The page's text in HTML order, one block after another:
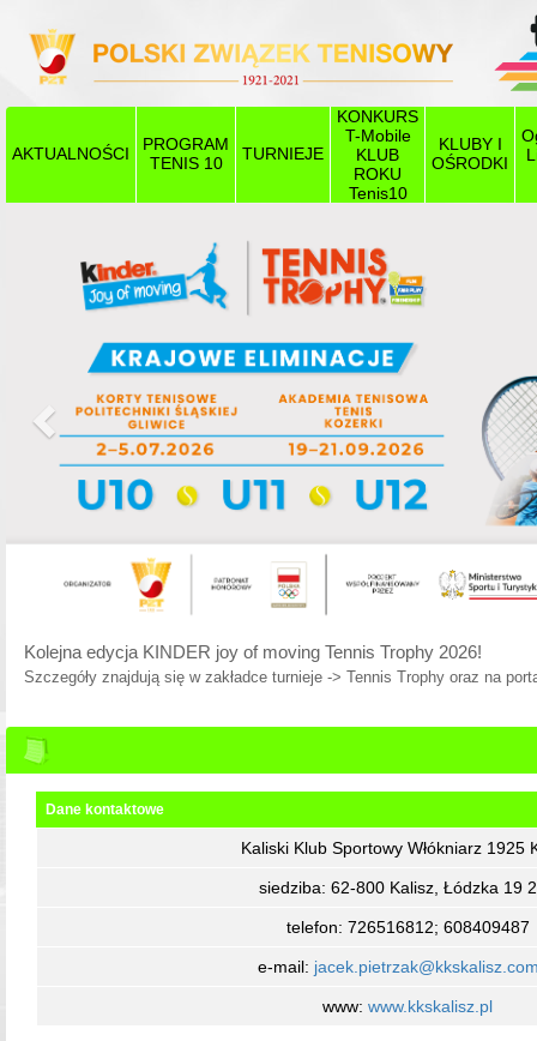
AKTUALNOŚCI
PROGRAM
TENIS 10
TURNIEJE
KONKURS
T-Mobile
KLUB
ROKU
Tenis10
KLUBY I
OŚRODKI
Poprzedni
Kolejna edycja KINDER joy of moving Tennis Trophy 2026!
Szczegóły znajdują się w zakładce turnieje -> Tennis Trophy oraz na
Dane kontaktowe
Kaliski Klub Sportowy Włókniarz 1925
siedziba: 62-800 Kalisz, Łódzka 19
telefon: 726516812; 608409487
e-mail:
www: www.kkskalisz.pl